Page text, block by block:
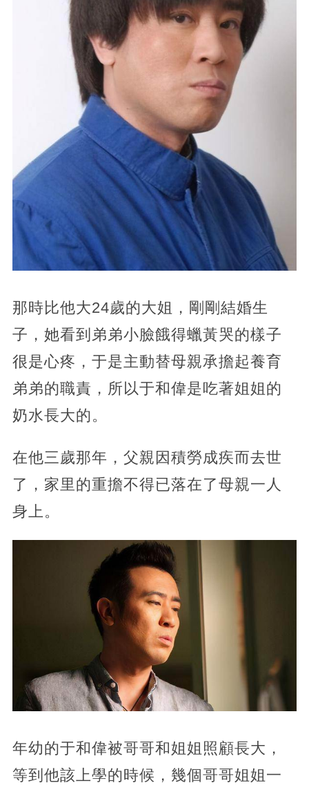
那時比他大24歲的大姐，剛剛結婚生
子，她看到弟弟小臉餓得蠟黃哭的樣子
很是心疼，于是主動替母親承擔起養育
弟弟的職責，所以于和偉是吃著姐姐的
奶水長大的。
在他三歲那年，父親因積勞成疾而去世
了，家里的重擔不得已落在了母親一人
身上。
年幼的于和偉被哥哥和姐姐照顧長大，
等到他該上學的時候，幾個哥哥姐姐一